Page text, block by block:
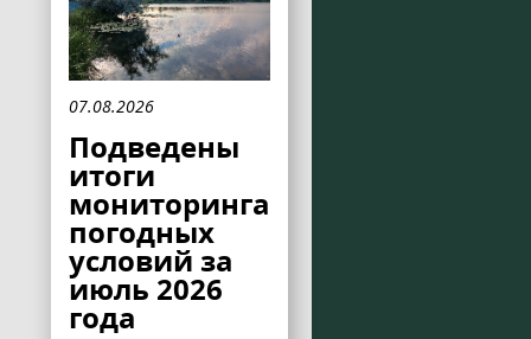
07.08.2026
Подведены
итоги
мониторинга
погодных
условий за
июль 2026
года